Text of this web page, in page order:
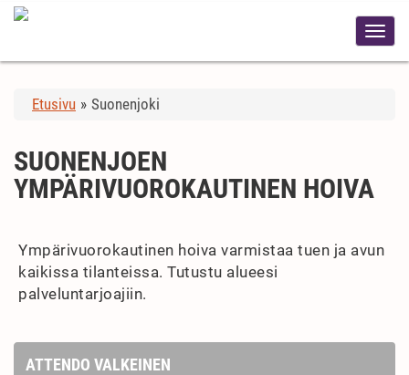
Etusivu » Suonenjoki
SUONENJOEN
YMPÄRIVUOROKAUTINEN HOIVA
Ympärivuorokautinen hoiva varmistaa tuen ja avun
kaikissa tilanteissa. Tutustu alueesi
palveluntarjoajiin.
ATTENDO VALKEINEN